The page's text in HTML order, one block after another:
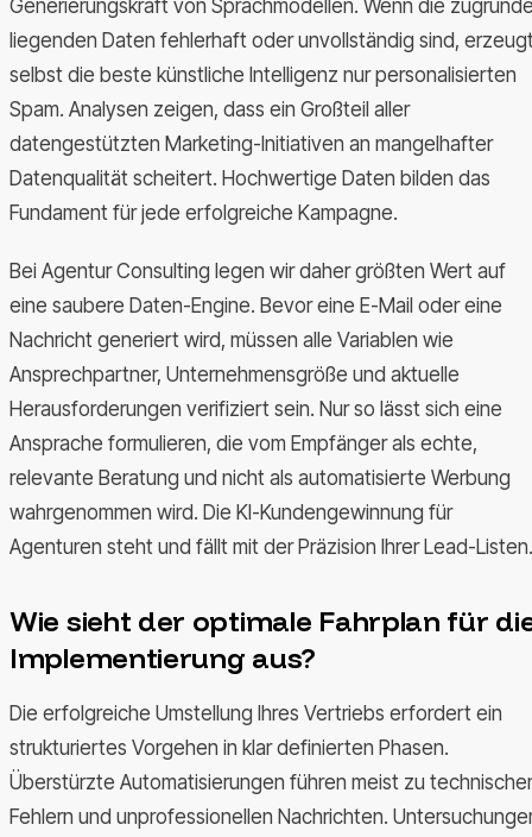
Generierungskraft von Sprachmodellen. Wenn die
liegenden Daten fehlerhaft oder unvollständig sind,
selbst die beste künstliche Intelligenz nur personalisierten
Spam. Analysen zeigen, dass ein Großteil aller
datengestützten Marketing-Initiativen an mangelhafter
Datenqualität scheitert. Hochwertige Daten bilden das
Fundament für jede erfolgreiche Kampagne.
Bei Agentur Consulting legen wir daher größten Wert auf
eine saubere Daten-Engine. Bevor eine E-Mail oder eine
Nachricht generiert wird, müssen alle Variablen wie
Ansprechpartner, Unternehmensgröße und aktuelle
Herausforderungen verifiziert sein. Nur so lässt sich eine
Ansprache formulieren, die vom Empfänger als echte,
relevante Beratung und nicht als automatisierte Werbung
wahrgenommen wird. Die KI-Kundengewinnung für
Agenturen steht und fällt mit der Präzision Ihrer Lead-Listen.
Wie sieht der optimale Fahrplan für
Implementierung aus?
Die erfolgreiche Umstellung Ihres Vertriebs erfordert ein
strukturiertes Vorgehen in klar definierten Phasen.
Überstürzte Automatisierungen führen meist zu
Fehlern und unprofessionellen Nachrichten.